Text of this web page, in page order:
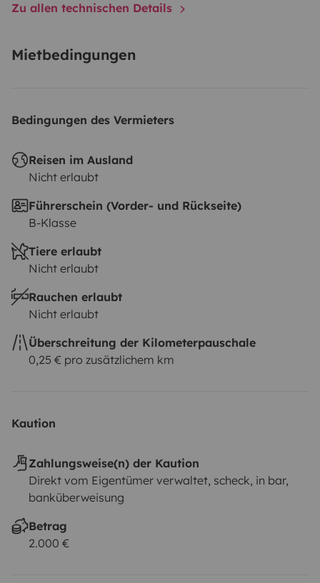
Zu allen technischen Details
Mietbedingungen
Bedingungen des Vermieters
Reisen im Ausland
Nicht erlaubt
Führerschein (Vorder- und Rückseite)
B-Klasse
Tiere erlaubt
Nicht erlaubt
Rauchen erlaubt
Nicht erlaubt
Überschreitung der Kilometerpauschale
0,25 € pro zusätzlichem km
Kaution
Zahlungsweise(n) der Kaution
Direkt vom Eigentümer verwaltet, scheck, in bar,
banküberweisung
Betrag
2.000 €